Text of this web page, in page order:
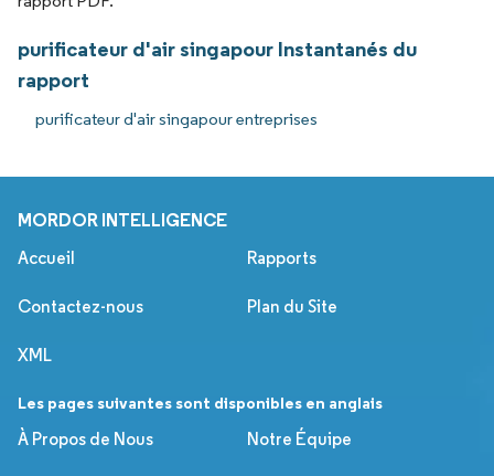
purificateur d'air singapour Instantanés du
rapport
purificateur d'air singapour entreprises
MORDOR INTELLIGENCE
Accueil Rapports
Contactez-nous Plan du Site
XML
Les pages suivantes sont disponibles en anglais
À Propos de Nous
Notre Équipe